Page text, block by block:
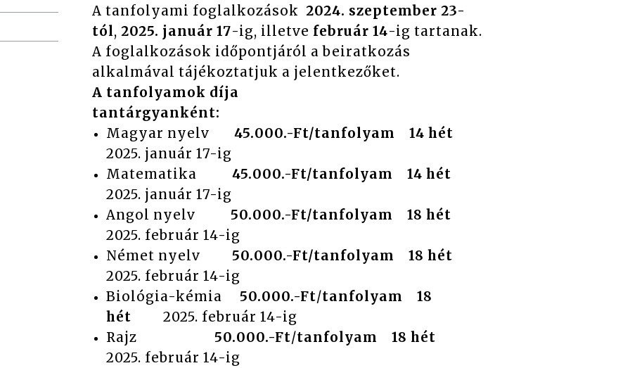
A tanfolyami foglalkozások 2024. szeptember 23-
tól, 2025. január 17-ig, illetve február 14-ig tartanak.
A foglalkozások időpontjáról a beiratkozás
alkalmával tájékoztatjuk a jelentkezőket.
A tanfolyamok díja
tantárgyanként:
Magyar nyelv 45.000.-Ft/tanfolyam 14 hét
2025. január 17-ig
Matematika 45.000.-Ft/tanfolyam 14 hét
2025. január 17-ig
Angol nyelv 50.000.-Ft/tanfolyam
18 hét
2025. február 14-ig
Német nyelv 50.000.-Ft/tanfolyam 18 hét
2025. február 14-ig
Biológia-kémia 50.000.-Ft/tanfolyam 18
hét 2025. február 14-ig
Rajz 50.000.-Ft/tanfolyam 18 hét
2025. február 14-ig